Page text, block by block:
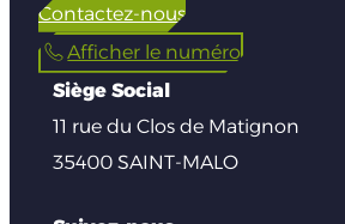
Contactez-nous
Afficher le numéro
Siège Social
11 rue du Clos de Matignon
35400 SAINT-MALO